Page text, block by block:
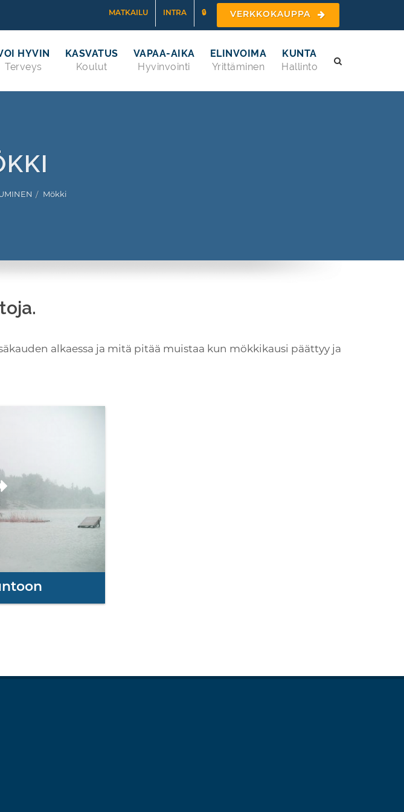
MATKAILU INTRA 🔒 VERKKOKAUPPA
HYVIN
Terveys
KASVATUS
Koulut
VAPAA-AIKA
Hyvinvointi
ELINVOIMA
Yrittäminen
KUNTA
Hallinto
Mökki
alkaessa ja mitä pitää muistaa kun mökkikausi päättyy ja